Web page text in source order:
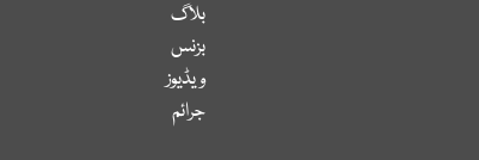
بلاگ
بزنس
ویڈیوز
جرائم